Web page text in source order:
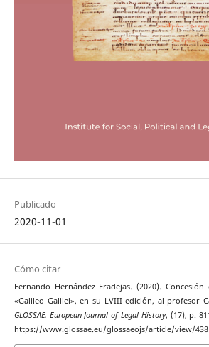
Publicado
2020-11-01
Cómo citar
Fernando Hernández Fradejas. (2020).
«Galileo Galilei», en su LVIII edición, al profesor
GLOSSAE. European Journal of Legal History, (17), p.
https://www.glossae.eu/glossaeojs/article/view/438